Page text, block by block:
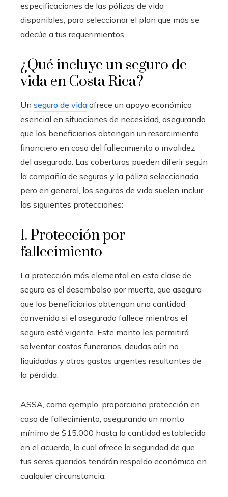
especificaciones de las pólizas de vida
disponibles, para seleccionar el plan que más se
adecúe a tus requerimientos.
¿Qué incluye un seguro de
vida en Costa Rica?
Un seguro de vida ofrece un apoyo económico
esencial en situaciones de necesidad, asegurando
que los beneficiarios obtengan un resarcimiento
financiero en caso del fallecimiento o invalidez
del asegurado. Las coberturas pueden diferir según
la compañía de seguros y la póliza seleccionada,
pero en general, los seguros de vida suelen incluir
las siguientes protecciones:
1. Protección por
fallecimiento
La protección más elemental en esta clase de
seguro es el desembolso por muerte, que asegura
que los beneficiarios obtengan una cantidad
convenida si el asegurado fallece mientras el
seguro esté vigente. Este monto les permitirá
solventar costos funerarios, deudas aún no
liquidadas y otros gastos urgentes resultantes de
la pérdida.
ASSA, como ejemplo, proporciona protección en
caso de fallecimiento, asegurando un monto
mínimo de $15.000 hasta la cantidad establecida
en el acuerdo, lo cual ofrece la seguridad de que
tus seres queridos tendrán respaldo económico en
cualquier circunstancia.